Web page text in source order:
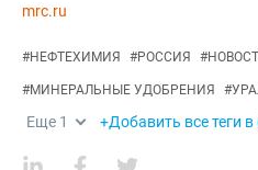
mrc.ru
#НЕФТЕХИМИЯ #РОССИЯ #
#МИНЕРАЛЬНЫЕ УДОБРЕНИЯ #
Еще 1 +Добавить все теги